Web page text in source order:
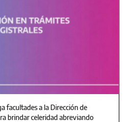
facultades a la Dirección de
brindar celeridad abreviando